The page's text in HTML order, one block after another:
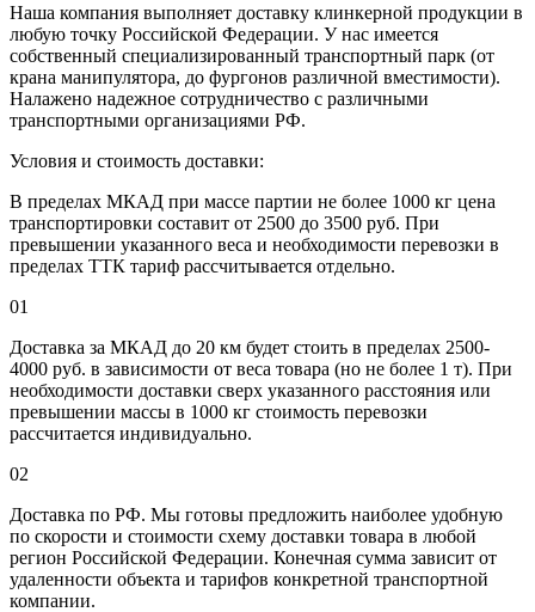
Наша компания выполняет доставку клинкерной продукции в
любую точку Российской Федерации. У нас имеется
собственный специализированный транспортный парк (от
крана манипулятора, до фургонов различной вместимости).
Налажено надежное сотрудничество с различными
транспортными организациями РФ.
Условия и стоимость доставки:
В пределах МКАД при массе партии не более 1000 кг цена
транспортировки составит от 2500 до 3500 руб. При
превышении указанного веса и необходимости перевозки в
пределах ТТК тариф рассчитывается отдельно.
01
Доставка за МКАД до 20 км будет стоить в пределах 2500-
4000 руб. в зависимости от веса товара (но не более 1 т). При
необходимости доставки сверх указанного расстояния или
превышении массы в 1000 кг стоимость перевозки
рассчитается индивидуально.
02
Доставка по РФ. Мы готовы предложить наиболее удобную
по скорости и стоимости схему доставки товара в любой
регион Российской Федерации. Конечная сумма зависит от
удаленности объекта и тарифов конкретной транспортной
компании.